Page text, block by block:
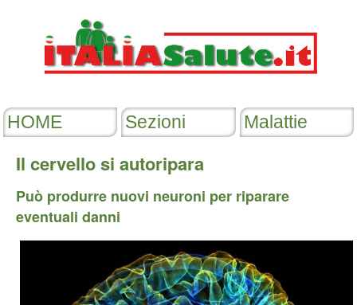
Il cervello si autoripara
Può produrre nuovi neuroni per riparare
eventuali danni